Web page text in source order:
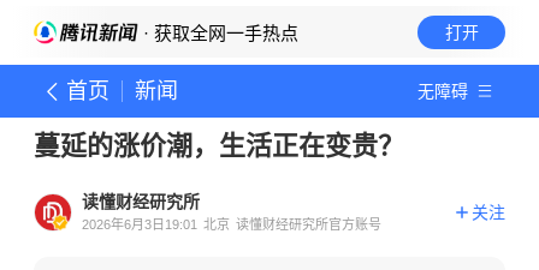
· 获取全网一手热点 打开
首页 新闻 无障碍
蔓延的涨价潮，生活正在变贵？
读懂财经研究所
2026年6月3日19:01 北京 读懂财经研究所官方账号
关注